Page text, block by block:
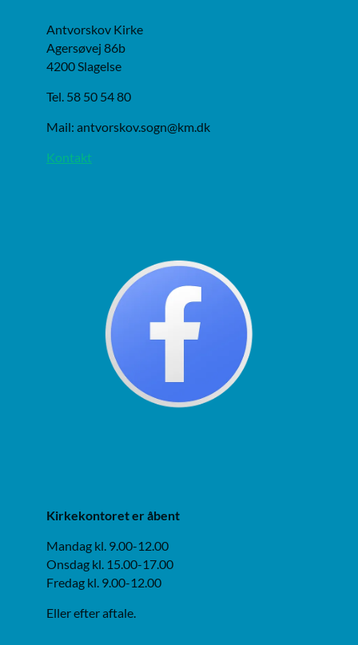
Antvorskov Kirke
Agersøvej 86b
4200 Slagelse
Tel. 58 50 54 80
Mail: antvorskov.sogn@km.dk
Kontakt
Kirkekontoret er åbent
Mandag kl. 9.00-12.00
Onsdag kl. 15.00-17.00
Fredag kl. 9.00-12.00
Eller efter aftale.